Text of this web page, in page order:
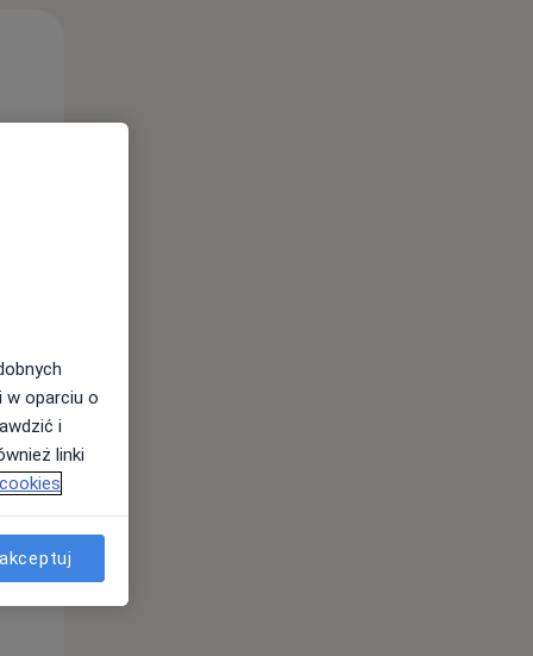
Czw,
13 Sie
w oparciu o
i
linki